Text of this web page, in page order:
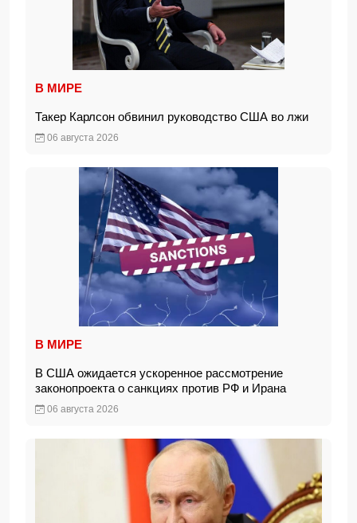
В МИРЕ
Такер Карлсон обвинил руководство США во лжи
06 августа 2026
В МИРЕ
В США ожидается ускоренное рассмотрение
законопроекта о санкциях против РФ и Ирана
06 августа 2026